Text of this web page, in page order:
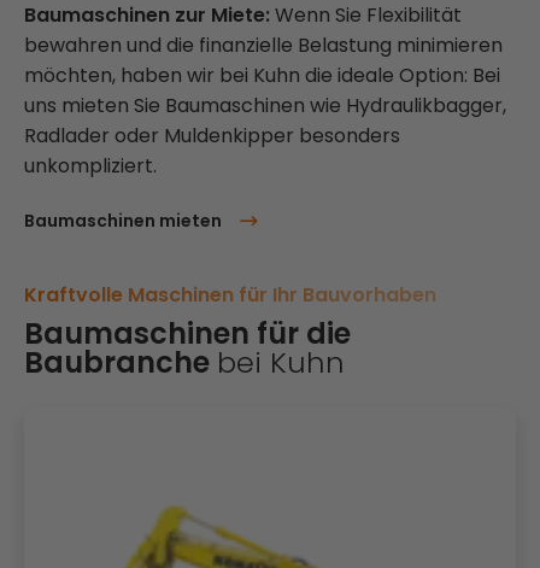
Baumaschinen zur Miete: Wenn Sie Flexibilität
bewahren und die finanzielle Belastung minimieren
möchten, haben wir bei Kuhn die ideale Option: Bei
uns mieten Sie Baumaschinen wie Hydraulikbagger,
Radlader oder Muldenkipper besonders
unkompliziert.
Baumaschinen mieten
Kraftvolle Maschinen für Ihr Bauvorhaben
Baumaschinen für die
Baubranche bei Kuhn